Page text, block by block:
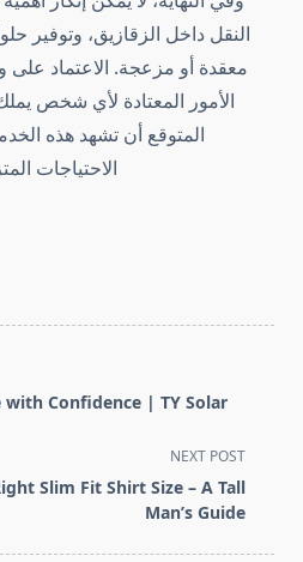
النقل داخل الزقازيق، وتوفير
معقدة أو مزعجة. الاعتماد على
الأمور المعتادة لأي شخص
المتوقع أن تشهد هذه
الاحتياجات
Confidence | TY Solar
NEXT POST
Slim Fit Shirt Size – A Tall
Man’s Guide